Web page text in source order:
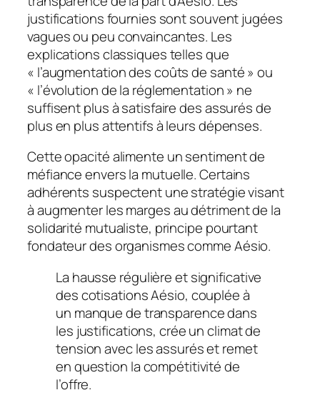
justifications fournies sont souvent jugées
vagues ou peu convaincantes. Les
explications classiques telles que
« l’augmentation des coûts de santé » ou
« l’évolution de la réglementation » ne
suffisent plus à satisfaire des assurés de
plus en plus attentifs à leurs dépenses.
Cette opacité alimente un sentiment de
méfiance envers la mutuelle. Certains
adhérents suspectent une stratégie visant
à augmenter les marges au détriment de la
solidarité mutualiste, principe pourtant
fondateur des organismes comme Aésio.
La hausse régulière et significative
des cotisations Aésio, couplée à
un manque de transparence dans
les justifications, crée un climat de
tension avec les assurés et remet
en question la compétitivité de
l’offre.